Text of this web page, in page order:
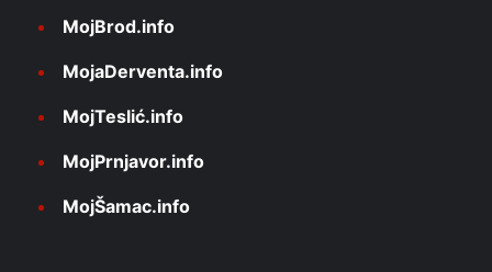
MojBrod.info
MojaDerventa.info
MojTeslić.info
MojPrnjavor.info
MojŠamac.info